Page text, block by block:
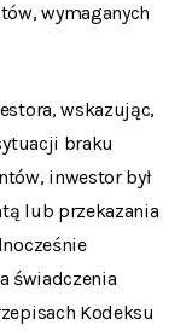
wymaganych
wskazując,
braku
inwestor był
lub przekazania
świadczenia
Kodeksu